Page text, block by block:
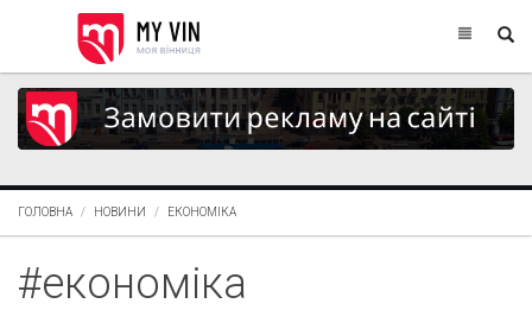
ГОЛОВНА НОВИНИ ЕКОНОМІКА
#економіка